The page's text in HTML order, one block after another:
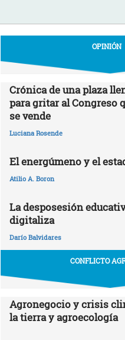
OPINIÓN
Crónica de una plaza
para gritar al Congreso
se vende
Luciana Rosende
El energúmeno y el
Atilio A. Boron
La desposesión
digitaliza
Darío Balvidares
CONFLICTO
Agronegocio y crisis
la tierra y agroecología